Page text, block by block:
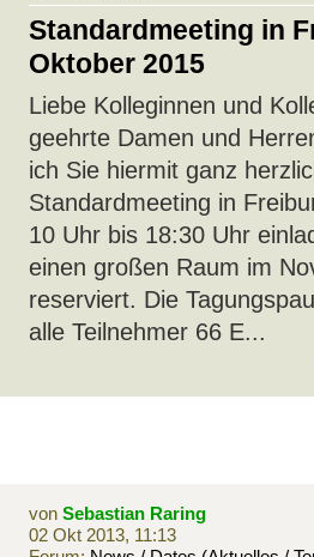
Standardmeeting in
Oktober 2015
Liebe Kolleginnen und
geehrte Damen und
ich Sie hiermit ganz
Standardmeeting in
10 Uhr bis 18:30 Uhr
einen großen Raum im
reserviert. Die
alle Teilnehmer 66 E...
von Sebastian Raring
02 Okt 2013, 11:13